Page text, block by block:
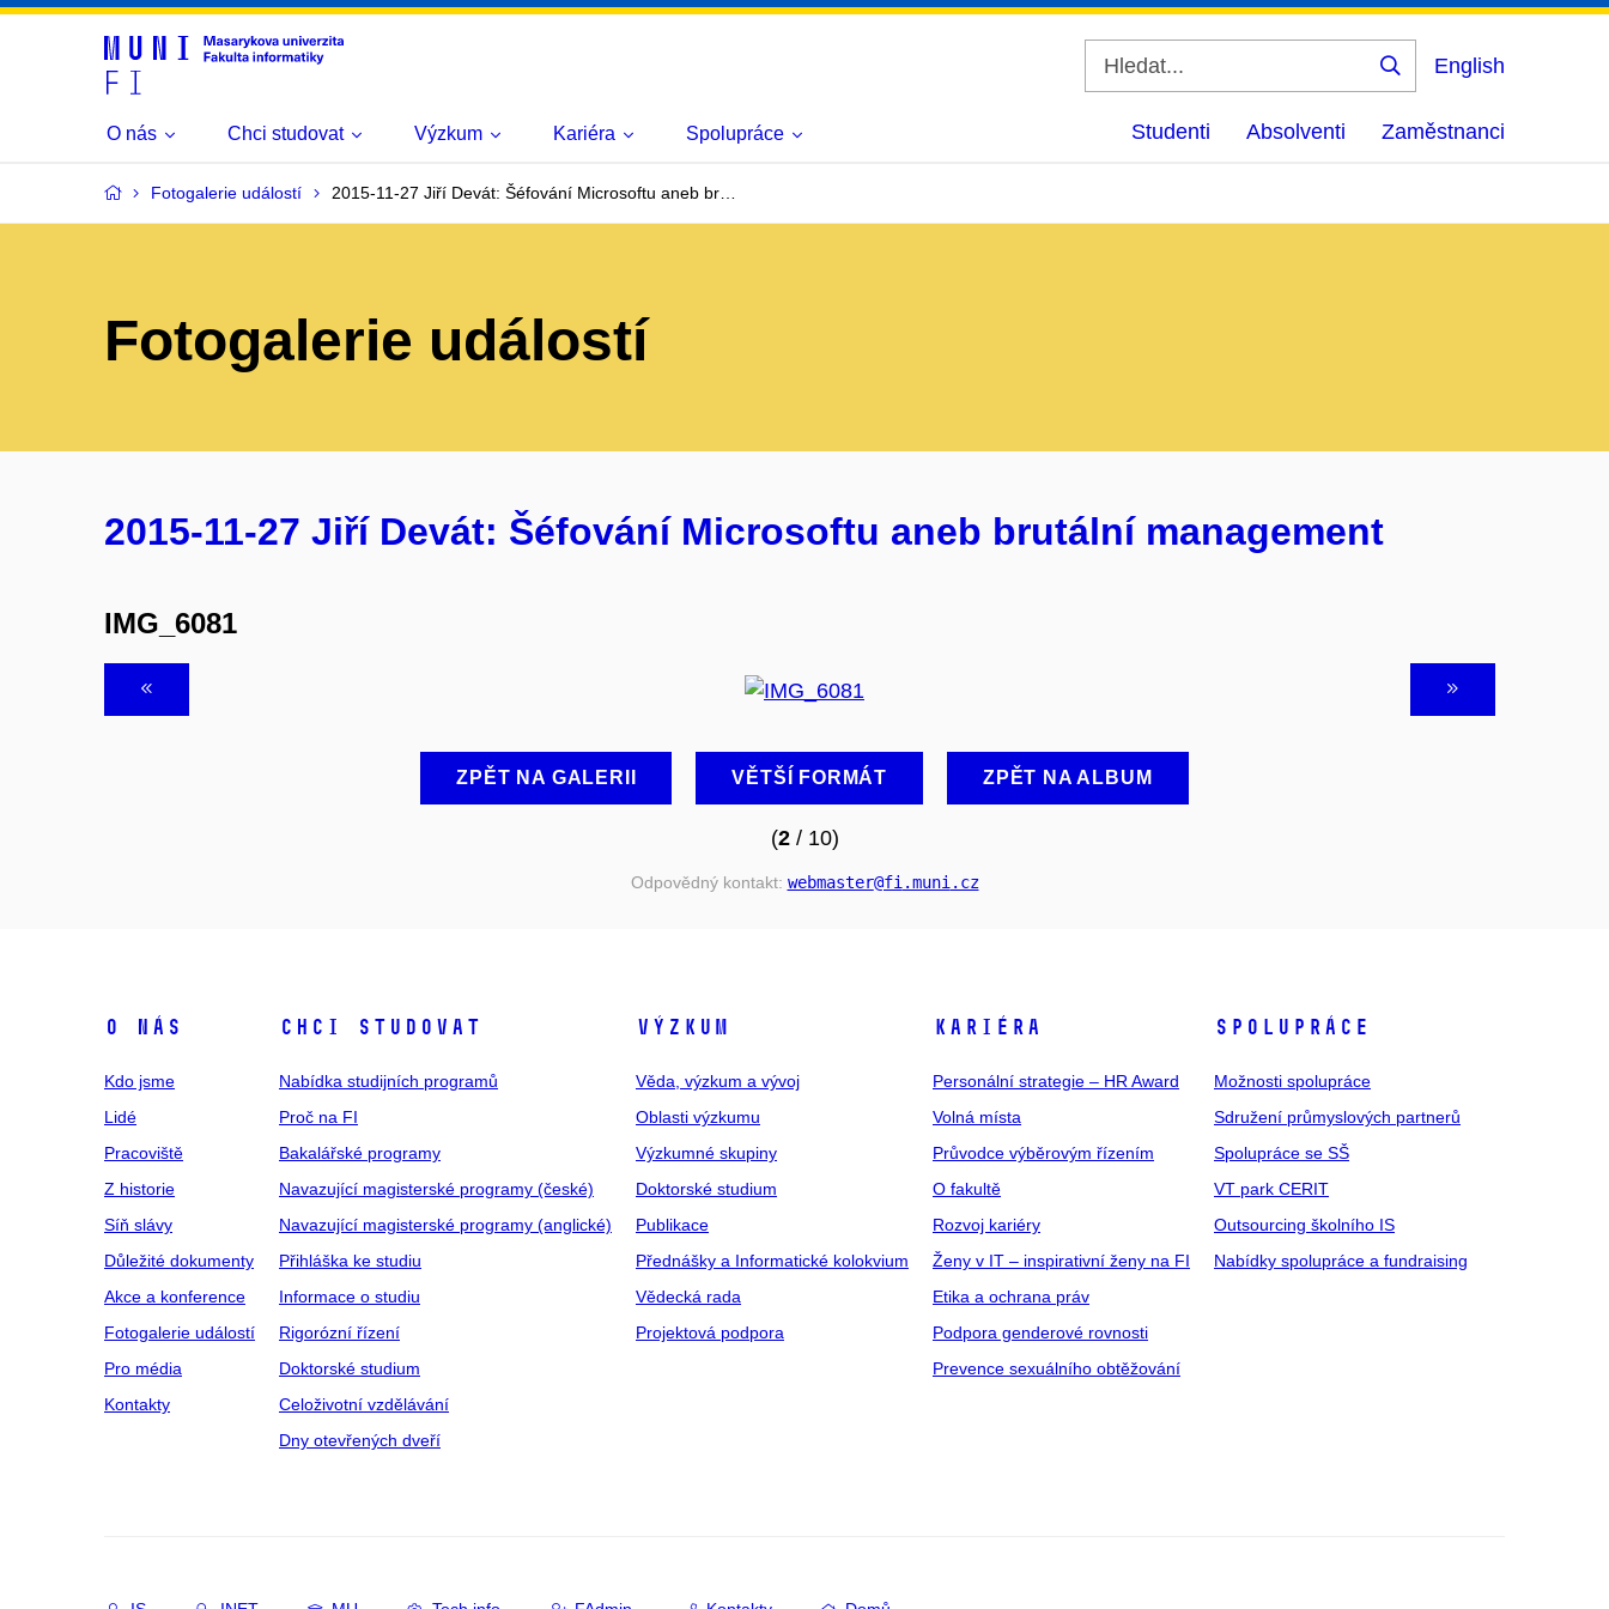
Vyhledat
English
O nás Chci studovat Výzkum Kariéra Spolupráce Studenti Absolventi Zaměstnanci
Fotogalerie událostí 2015-11-27 Jiří Devát: Šéfování Microsoftu aneb br…
Fotogalerie událostí
2015-11-27 Jiří Devát: Šéfování Microsoftu aneb brutální management
IMG_6081
ZPĚT NA GALERII VĚTŠÍ FORMÁT ZPĚT NA ALBUM
(2/ 10)
Odpovědný kontakt: webmaster@fi .muni .cz
O NÁS
Kdo jsme
Lidé
Pracoviště
Z historie
Síň slávy
Důležité dokumenty
Akce a konference
Fotogalerie událostí
Pro média
Kontakty
CHCI STUDOVAT
Nabídka studijních programů
Proč na FI
Bakalářské programy
Navazující magisterské programy (české)
Navazující magisterské programy (anglické)
Přihláška ke studiu
Informace o studiu
Rigorózní řízení
Doktorské studium
Celoživotní vzdělávání
Dny otevřených dveří
VÝZKUM
Věda, výzkum a vývoj
Oblasti výzkumu
Výzkumné skupiny
Doktorské studium
Publikace
Přednášky a Informatické kolokvium
Vědecká rada
Projektová podpora
KARIÉRA
Personální strategie – HR Award
Volná místa
Průvodce výběrovým řízením
O fakultě
Rozvoj kariéry
Ženy v IT – inspirativní ženy na FI
Etika a ochrana práv
Podpora genderové rovnosti
Prevence sexuálního obtěžování
SPOLUPRÁCE
Možnosti spolupráce
Sdružení průmyslových partnerů
Spolupráce se SŠ
VT park CERIT
Outsourcing školního IS
Nabídky spolupráce a fundraising